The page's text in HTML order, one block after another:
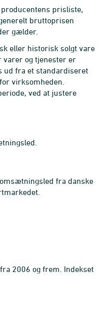
prisliste,
bruttoprisen
gælder.
eller historisk solgt vare
varer og tjenester er
ud fra et standardiseret
virksomheden.
ved at justere
fra danske
2006 og frem. Indekset